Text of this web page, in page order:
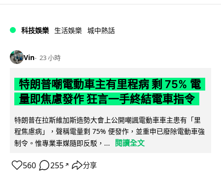
科技娛樂 生活娛樂 城中熱話
Vin 23 小時
特朗普嘲電動車主有里程病 剩 75% 電
量即焦慮發作 狂言一手終結電車指令
特朗普在拉斯維加斯造勢大會上公開嘲諷電動車車主患有「里
程焦慮病」，聲稱電量剩 75% 便發作，並重申已廢除電動車強
制令。惟專業車媒隨即反駁，...
閱讀全文
560 255 ↗ 分享